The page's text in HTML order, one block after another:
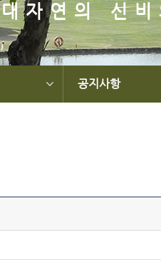
대자연의 신
공지사항